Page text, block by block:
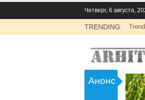
Четверг, 6 августа,
TRENDING:
Анонс
Инженерно-экологические изыскания